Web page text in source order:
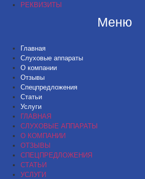
РЕКВИЗИТЫ
Меню
Главная
Слуховые аппараты
О компании
Отзывы
Спецпредложения
Статьи
Услуги
ГЛАВНАЯ
СЛУХОВЫЕ АППАРАТЫ
О КОМПАНИИ
ОТЗЫВЫ
СПЕЦПРЕДЛОЖЕНИЯ
СТАТЬИ
УСЛУГИ